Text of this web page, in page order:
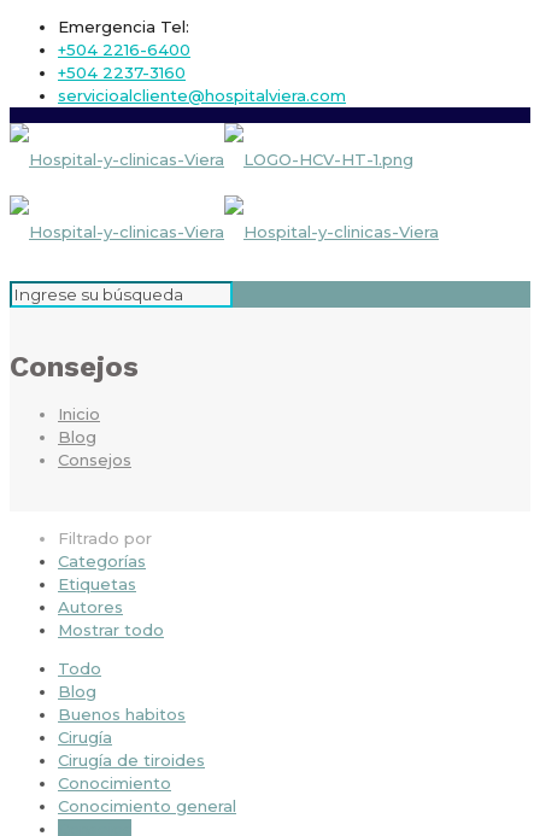
Emergencia Tel:
+504 2216-6400
+504 2237-3160
servicioalcliente@hospitalviera.com
Consejos
Inicio
Blog
Consejos
Filtrado por
Categorías
Etiquetas
Autores
Mostrar todo
Todo
Blog
Buenos habitos
Cirugía
Cirugía de tiroides
Conocimiento
Conocimiento general